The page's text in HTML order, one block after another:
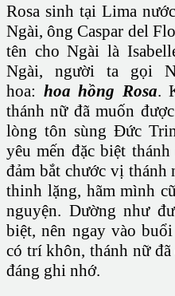
Rosa sinh tại Lima
Ngài, ông Caspar del
tên cho Ngài là
Ngài, người ta gọi
hoa: hoa hồng Rosa.
thánh nữ đã muốn
lòng tôn sùng Đức
yêu mến đặc biệt
đảm bắt chước vị thánh
thinh lặng, hãm mình
nguyện. Dường như
biệt, nên ngay vào
có trí khôn, thánh nữ
đáng ghi nhớ.